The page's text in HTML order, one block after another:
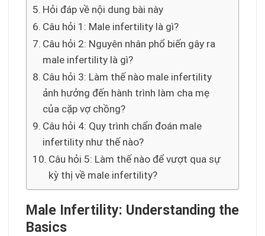
Hỏi đáp về nội dung bài này
Câu hỏi 1: Male infertility là gì?
Câu hỏi 2: Nguyên nhân phổ biến gây ra
male infertility là gì?
Câu hỏi 3: Làm thế nào male infertility
ảnh hưởng đến hành trình làm cha mẹ
của cặp vợ chồng?
Câu hỏi 4: Quy trình chẩn đoán male
infertility như thế nào?
Câu hỏi 5: Làm thế nào để vượt qua sự
kỳ thị về male infertility?
Male Infertility: Understanding the
Basics